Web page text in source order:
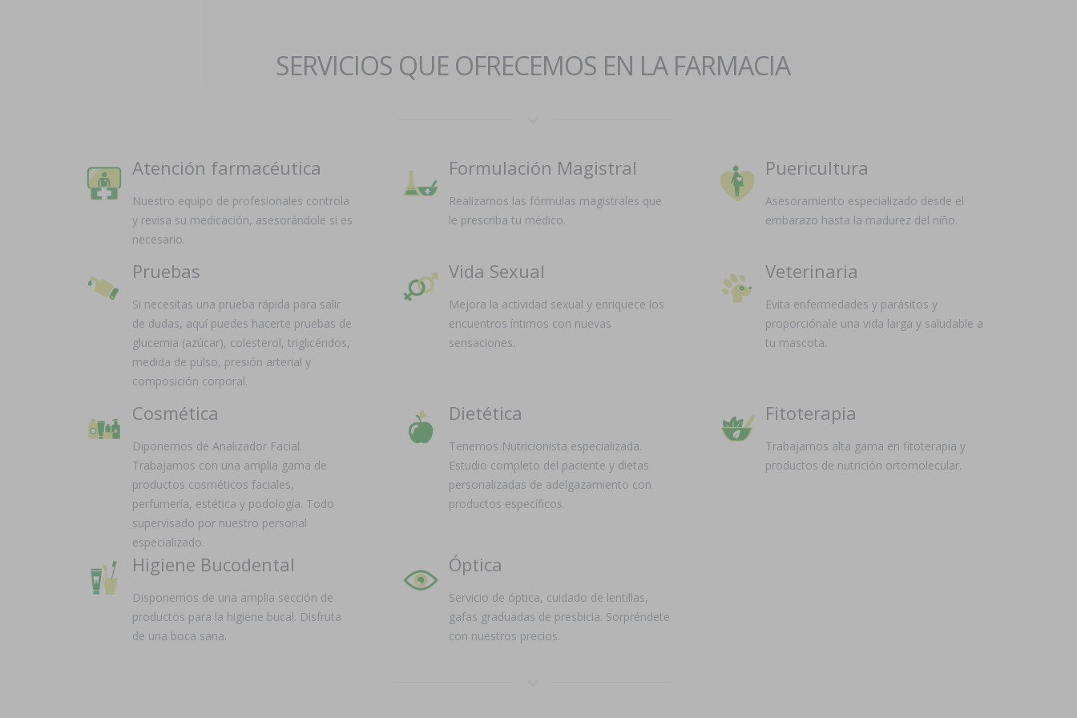
SERVICIOS QUE OFRECEMOS EN LA FARMACIA
Atención farmacéutica
Nuestro equipo de profesionales controla
y revisa su medicación, asesorándole si es
necesario.
Formulación Magistral
Realizamos las fórmulas magistrales que
le prescriba tu médico.
Puericultura
Asesoramiento especializado desde el
embarazo hasta la madurez del niño.
Pruebas
Si necesitas una prueba rápida para salir
de dudas, aquí puedes hacerte pruebas de
glucemia (azúcar), colesterol, triglicéridos,
medida de pulso, presión arterial y
composición corporal.
Vida Sexual
Mejora la actividad sexual y enriquece los
encuentros íntimos con nuevas
sensaciones.
Veterinaria
Evita enfermedades y parásitos y
proporciónale una vida larga y saludable a
tu mascota.
Cosmética
Diponemos de Analizador Facial.
Trabajamos con una amplia gama de
productos cosméticos faciales,
perfumería, estética y podología. Todo
supervisado por nuestro personal
especializado.
Dietética
Tenemos Nutricionista especializada.
Estudio completo del paciente y dietas
personalizadas de adelgazamiento con
productos específicos.
Fitoterapia
Trabajamos alta gama en fitoterapia y
productos de nutrición ortomolecular.
Higiene Bucodental
Disponemos de una amplia sección de
productos para la higiene bucal. Disfruta
de una boca sana.
Óptica
Servicio de óptica, cuidado de lentillas,
gafas graduadas de presbicia. Sorpréndete
con nuestros precios.